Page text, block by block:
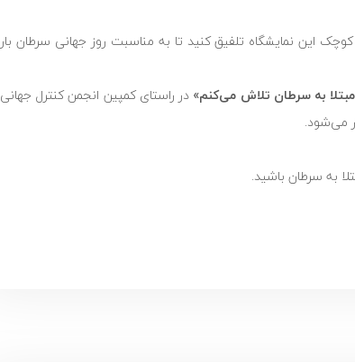
این نمایشگاه تلفیق کنید تا به مناسبت روز جهانی سرطان بار
به سرطان تلاش می‌کنم» در راستای کمپین انجمن کنترل جهانی
به سرطان باشید.